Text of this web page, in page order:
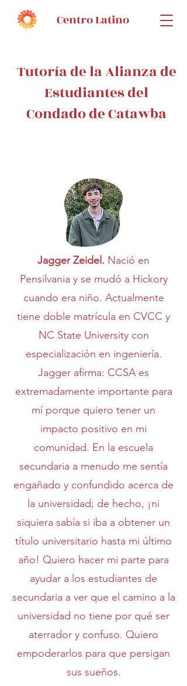
Centro Latino
Tutoría de la Alianza de
Estudiantes del
Condado de Catawba
Jagger Zeidel. Nació en
Pensilvania y se mudó a Hickory
cuando era niño. Actualmente
tiene doble matrícula en CVCC y
NC State University con
especialización en ingeniería.
Jagger afirma: CCSA es
extremadamente importante para
mí porque quiero tener un
impacto positivo en mi
comunidad. En la escuela
secundaria a menudo me sentía
engañado y confundido acerca de
la universidad; de hecho, ¡ni
siquiera sabía si iba a obtener un
título universitario hasta mi último
año! Quiero hacer mi parte para
ayudar a los estudiantes de
secundaria a ver que el camino a la
universidad no tiene por qué ser
aterrador y confuso. Quiero
empoderarlos para que persigan
sus sueños.